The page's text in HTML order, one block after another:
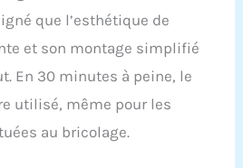
qui vous permet de
niveaux de résistance
Vous pouvez ainsi
de l'entraînement en
de fitness et de vos
DE FITNESS
simple et d'un écran
que l’esthétique de
et son montage simplifié
En 30 minutes à peine, le
utilisé, même pour les
au bricolage.